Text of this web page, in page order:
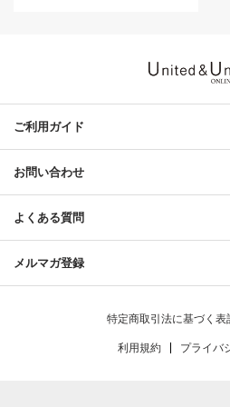
ご利用ガイド
お問い合わせ
よくある質問
メルマガ登録
特定商取引法に基づく表
利用規約 プライバ